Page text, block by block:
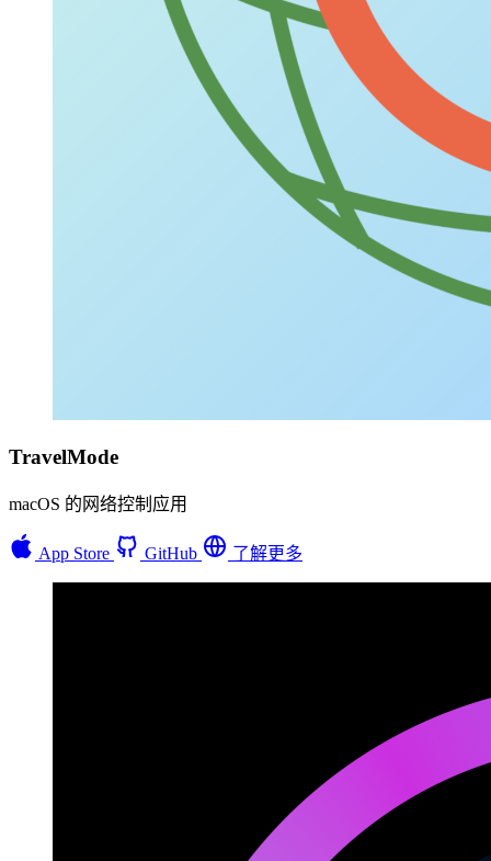
TravelMode
macOS 的网络控制应用
App Store GitHub 了解更多